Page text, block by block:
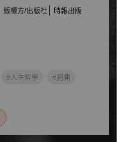
版權方/出版社 時報出版
#人生哲學 #劉開